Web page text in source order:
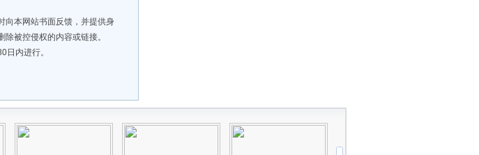
本网站书面反馈，并提供身
被控侵权的内容或链接。
内进行。